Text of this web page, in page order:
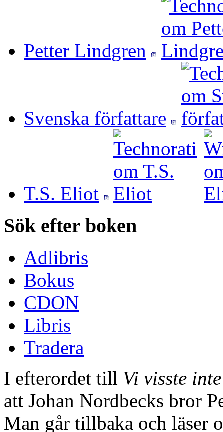
Petter Lindgren
Svenska författare
T.S. Eliot
Sök efter boken
Adlibris
Bokus
CDON
Libris
Tradera
I efterordet till Vi visste
att Johan Nordbecks bror
Man går tillbaka och läser